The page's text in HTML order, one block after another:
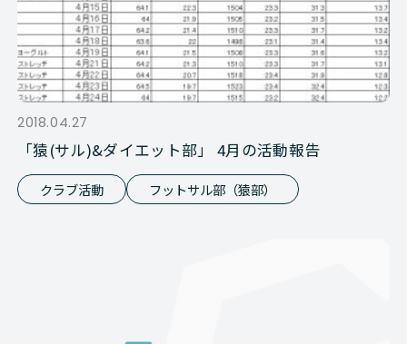
2018.04.27
「猿(サル)&ダイエット部」 4月の活動報告
クラブ活動 フットサル部（猿部）